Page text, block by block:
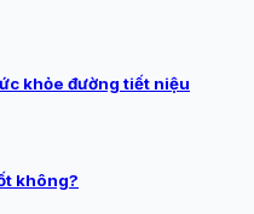
khỏe đường tiết niệu
không?